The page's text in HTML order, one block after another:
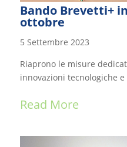
Bando Brevetti+
ottobre
5 Settembre 2023
Riaprono le misure
innovazioni tecnologiche e
Read More